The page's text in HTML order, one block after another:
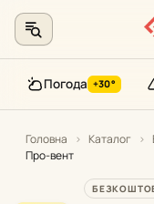
контенту
Погода +30°
Головна › Каталог ›
Про-вент